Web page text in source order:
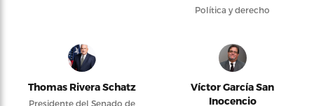
Política y derecho
Thomas Rivera Schatz
Presidente del Senado de
Víctor García San
Inocencio